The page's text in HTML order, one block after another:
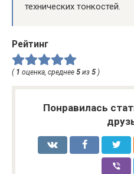
технических тонкостей.
Рейтинг
( 1 оценка, среднее 5 из 5 )
Понравилась